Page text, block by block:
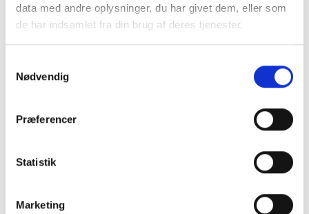
data med andre oplysninger, du har givet dem, eller som
de har indsamlet fra din brug af deres tjenester.
Nødvendig
Præferencer
Statistik
Marketing
Branchestandard for baggrundstjek skal lette
samarbejdet mellem virksomheder
som dokumentation for et gennemført baggrundstjek
baseret på en fælles branchestandard.